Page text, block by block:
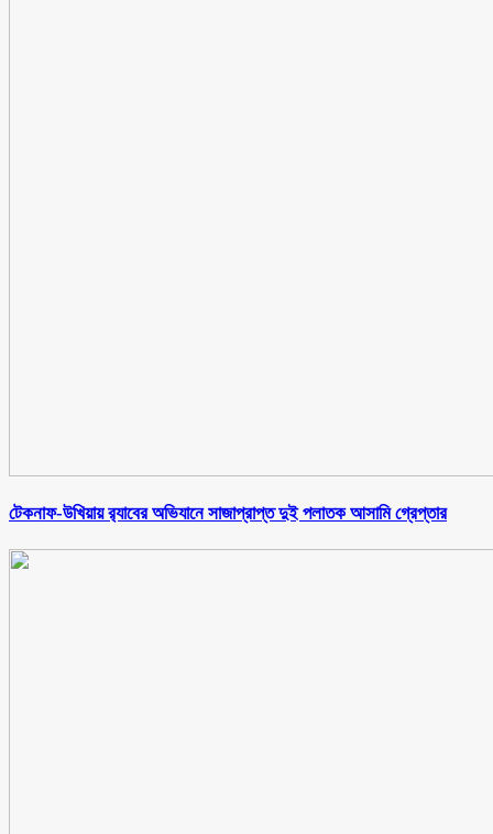
টেকনাফ-উখিয়ায় র‌্যাবের অভিযানে সাজাপ্রাপ্ত দুই পলাতক আসামি গ্রেপ্তার